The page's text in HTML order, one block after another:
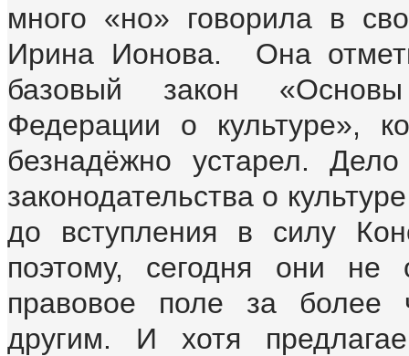
много «но» говорила в
Ирина Ионова. Она
базовый закон «Основы
Федерации о культуре»,
безнадёжно устарел.
законодательства о
до вступления в силу
поэтому, сегодня они не
правовое поле за более
другим. И хотя